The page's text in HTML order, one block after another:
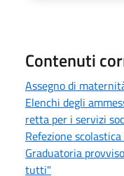
Contenuti
Assegno di
Elenchi degli
retta per i servizi
Refezione
Graduatoria
tutti"